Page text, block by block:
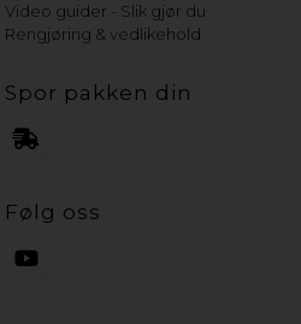
Video guider - Slik gjør du
Rengjøring & vedlikehold
Spor pakken din
Følg oss